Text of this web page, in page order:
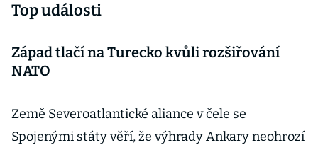
Top události
Západ tlačí na Turecko kvůli rozšiřování
NATO
Země Severoatlantické aliance v čele se
Spojenými státy věří, že výhrady Ankary neohrozí